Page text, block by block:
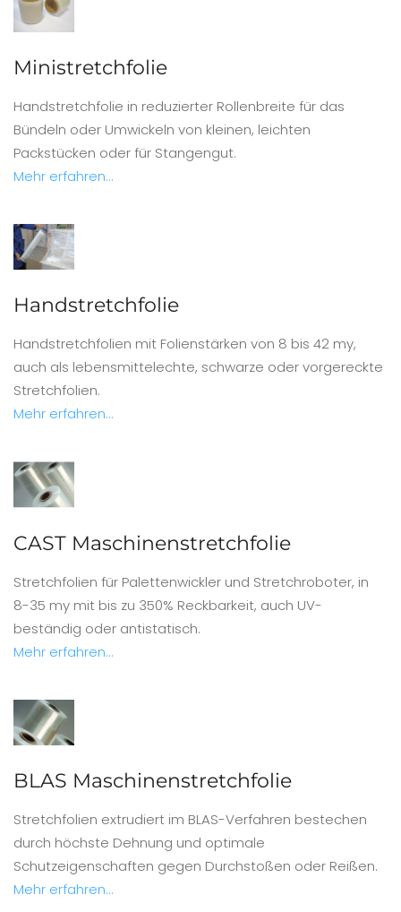
Ministretchfolie
Handstretchfolie in reduzierter Rollenbreite für das
Bündeln oder Umwickeln von kleinen, leichten
Packstücken oder für Stangengut.
Mehr erfahren...
Handstretchfolie
Handstretchfolien mit Folienstärken von 8 bis 42 my,
auch als lebensmittelechte, schwarze oder vorgereckte
Stretchfolien.
Mehr erfahren...
CAST Maschinenstretchfolie
Stretchfolien für Palettenwickler und Stretchroboter, in
8-35 my mit bis zu 350% Reckbarkeit, auch UV-
beständig oder antistatisch.
Mehr erfahren...
BLAS Maschinenstretchfolie
Stretchfolien extrudiert im BLAS-Verfahren bestechen
durch höchste Dehnung und optimale
Schutzeigenschaften gegen Durchstoßen oder Reißen.
Mehr erfahren...